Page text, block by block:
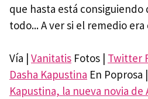
que hasta está consiguiendo
todo... A ver si el remedio
Vía | Vanitatis Fotos | Twitter
Dasha Kapustina En Poprosa |
Kapustina, la nueva novia de